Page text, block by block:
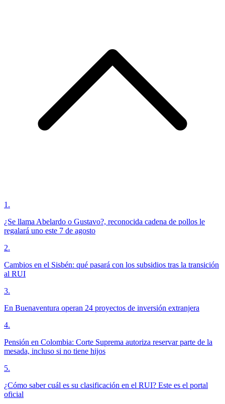
1 .
¿Se llama Abelardo o Gustavo?, reconocida cadena de pollos le
regalará uno este 7 de agosto
2.
Cambios en el Sisbén: qué pasará con los subsidios tras la transición
al RUI
3.
En Buenaventura operan 24 proyectos de inversión extranjera
4.
Pensión en Colombia: Corte Suprema autoriza reservar parte de la
mesada, incluso si no tiene hijos
5.
¿Cómo saber cuál es su clasificación en el RUI? Este es el portal
oficial